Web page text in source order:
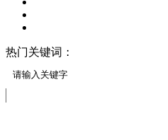
热门关键词：